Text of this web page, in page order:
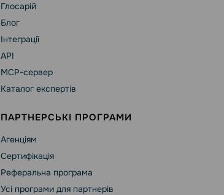
Глосарій
Блог
Інтеграції
API
MCP-сервер
Каталог експертів
ПАРТНЕРСЬКІ ПРОГРАМИ
Агенціям
Сертифікація
Реферальна програма
Усі програми для партнерів